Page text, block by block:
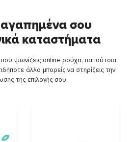
σου
καταστήματα
ψωνίζεις online ρούχα, παπούτσια,
άλλο μπορείς να στηρίζεις την
της επιλογής σου.